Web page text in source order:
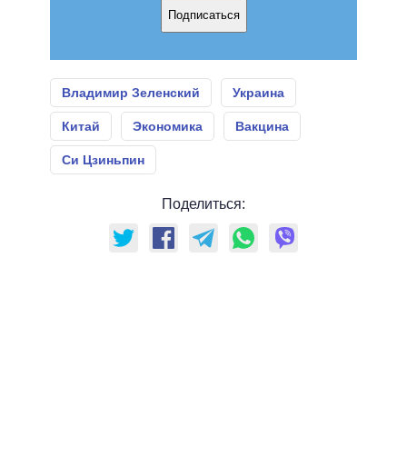
Подписаться
Владимир Зеленский Украина
Китай Экономика Вакцина
Си Цзиньпин
Поделиться: